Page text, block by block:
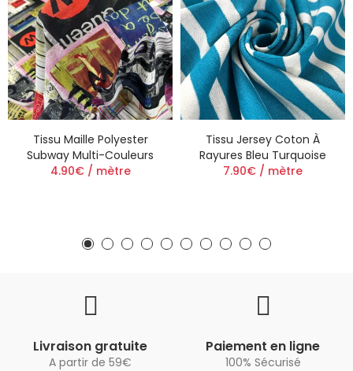
Tissu Maille Polyester
Subway Multi-Couleurs
4.90€ / mètre
Tissu Jersey Coton À
Rayures Bleu Turquoise
7.90€ / mètre
Livraison gratuite
A partir de 59€
Paiement en ligne
100% Sécurisé